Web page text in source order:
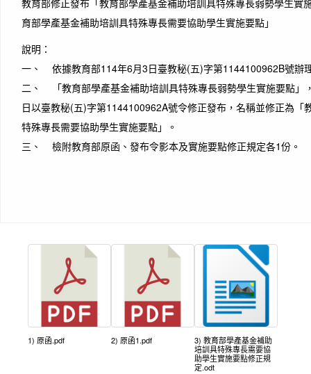
教育部修正發布「教育部學產基金補助培訓具特殊專長弱勢學生實
育部學產基金補助培訓具特殊專長需要協助學生實施要點」
說明：
一、 依據教育部114年6月3日臺教秘(五)字第1144100962B號辦
二、 「教育部學產基金補助培訓具特殊專長弱勢學生實施要點」
日以臺教秘(五)字第1144100962A號令修正發布，名稱並修正為「
特殊專長需要協助學生實施要點」。
三、 檢附教育部原函、發布令影本及實施要點修正規定各1份。
1) 原函.pdf 2) 原函1.pdf
3) 教育部學產基金補助
培訓具特殊專長需要協
助學生實施要點修正規
定.odt